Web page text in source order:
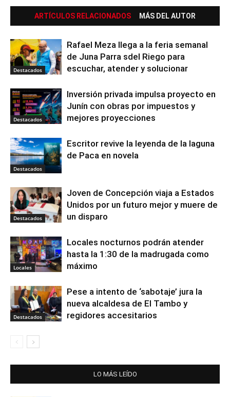
ARTÍCULOS RELACIONADOS MÁS DEL AUTOR
Destacados
Rafael Meza llega a la feria semanal
de Juna Parra sdel Riego para
escuchar, atender y solucionar
Destacados
Inversión privada impulsa proyecto en
Junín con obras por impuestos y
mejores proyecciones
Destacados
Escritor revive la leyenda de la laguna
de Paca en novela
Destacados
Joven de Concepción viaja a Estados
Unidos por un futuro mejor y muere de
un disparo
Locales
Locales nocturnos podrán atender
hasta la 1:30 de la madrugada como
máximo
Destacados
Pese a intento de ‘sabotaje’ jura la
nueva alcaldesa de El Tambo y
regidores accesitarios
LO MÁS LEÍDO